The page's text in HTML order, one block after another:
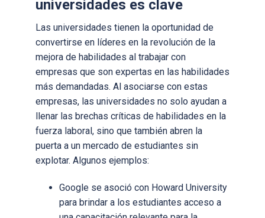
universidades es clave
Las universidades tienen la oportunidad de
convertirse en líderes en la revolución de la
mejora de habilidades al trabajar con
empresas que son expertas en las habilidades
más demandadas. Al asociarse con estas
empresas, las universidades no solo ayudan a
llenar las brechas críticas de habilidades en la
fuerza laboral, sino que también abren la
puerta a un mercado de estudiantes sin
explotar. Algunos ejemplos:
Google se asoció con Howard University
para brindar a los estudiantes acceso a